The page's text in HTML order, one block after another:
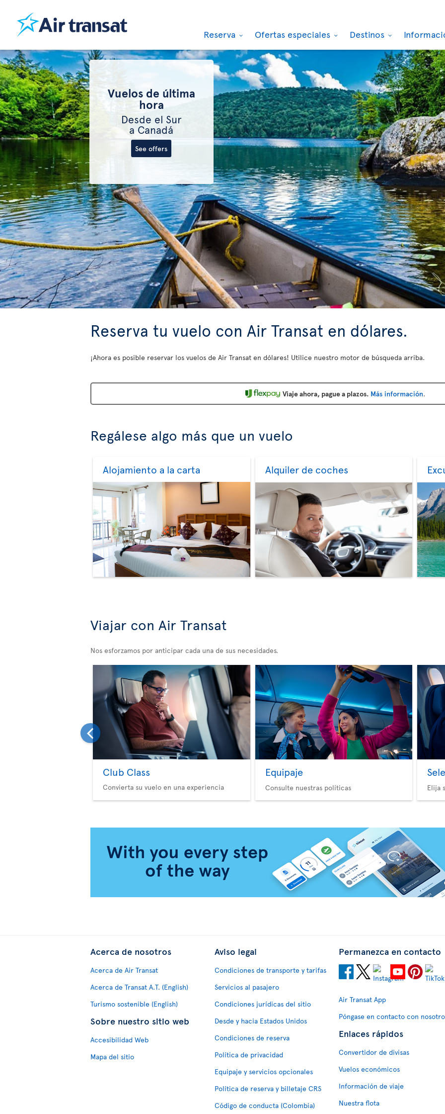
Reserva Ofertas especiales Destinos
Vuelos de última
hora
Desde el Sur
a Canadá
See offers
Reserva tu vuelo con Air Transat en dólares.
¡Ahora es posible reservar los vuelos de Air Transat en dólares! Utilice nuestro motor de búsqueda arriba.
Viaje ahora, pague a plazos. Más información.
Regálese algo más que un vuelo
Alojamiento a la carta Alquiler de coches
Viajar con Air Transat
Nos esforzamos por anticipar cada una de sus necesidades.
Club Class
Convierta su vuelo en una experiencia
Equipaje
Consulte nuestras políticas Elija
Acerca de nosotros
Acerca de Air Transat
Acerca de Transat A.T. (English)
Turismo sostenible (English)
Sobre nuestro sitio web
Accesibilidad Web
Mapa del sitio
Aviso legal
Condiciones de transporte y tarifas
Servicios al pasajero
Condiciones jurídicas del sitio
Desde y hacia Estados Unidos
Condiciones de reserva
Política de privacidad
Equipaje y servicios opcionales
Política de reserva y billetaje CRS
Código de conducta (Colombia)
Permanezca en contacto
Air Transat App
Póngase en contacto con
Enlaces rápidos
Convertidor de divisas
Vuelos económicos
Información de viaje
Nuestra flota